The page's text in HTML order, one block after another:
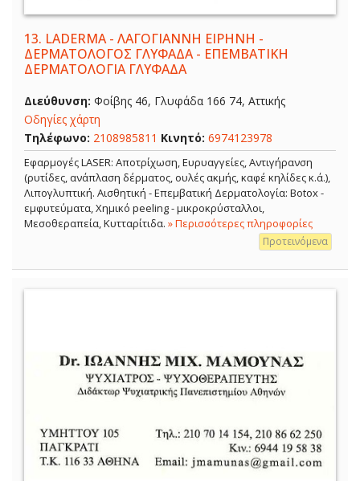
13. LADERMA - ΛΑΓΟΓΙΑΝΝΗ ΕΙΡΗΝΗ -
ΔΕΡΜΑΤΟΛΟΓΟΣ ΓΛΥΦΑΔΑ - ΕΠΕΜΒΑΤΙΚΗ
ΔΕΡΜΑΤΟΛΟΓΙΑ ΓΛΥΦΑΔΑ
Διεύθυνση: Φοίβης 46, Γλυφάδα 166 74, Αττικής
Οδηγίες χάρτη
Τηλέφωνο: 2108985811 Κινητό: 6974123978
Εφαρμογές LASER: Αποτρίχωση, Ευρυαγγείες, Αντιγήρανση
(ρυτίδες, ανάπλαση δέρματος, ουλές ακμής, καφέ κηλίδες κ.ά.),
Λιπογλυπτική. Αισθητική - Επεμβατική Δερματολογία: Botox -
εμφυτεύματα, Χημικό peeling - μικροκρύσταλλοι,
Μεσοθεραπεία, Κυτταρίτιδα. » Περισσότερες πληροφορίες
Προτεινόμενα